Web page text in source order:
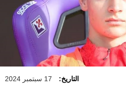
التاريخ: 17 سبتمبر 2024